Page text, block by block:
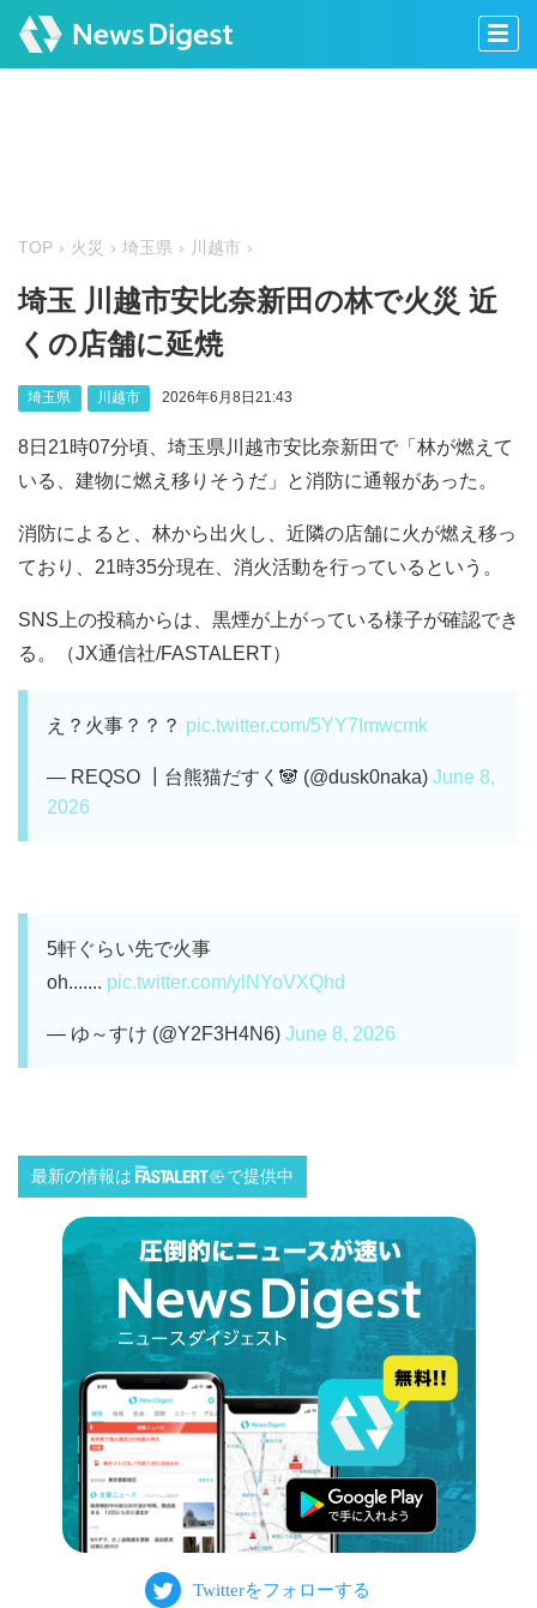
TOP 火災 埼玉県 川越市
埼玉 川越市安比奈新田の林で火災 近
くの店舗に延焼
埼玉県 川越市 2026年6月8日21:43
8日21時07分頃、埼玉県川越市安比奈新田で「林が燃えて
いる、建物に燃え移りそうだ」と消防に通報があった。
消防によると、林から出火し、近隣の店舗に火が燃え移っ
ており、21時35分現在、消火活動を行っているという。
SNS上の投稿からは、黒煙が上がっている様子が確認でき
る。（JX通信社/FASTALERT）
え？火事？？？ pic.twitter.com/5YY7Imwcmk
— REQSO ┃台熊猫だすく🐼 (@dusk0naka) June 8,
2026
5軒ぐらい先で火事
oh....... pic.twitter.com/ylNYoVXQhd
— ゆ～すけ (@Y2F3H4N6) June 8, 2026
最新の情報は で提供中